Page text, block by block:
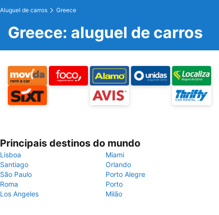
Aluguel de carros Greece
Greece: aluguel de carros
Principais destinos do mundo
Lisboa
Miami
Santiago
Orlando
São Paulo
Porto Alegre
Roma
Porto
Los Angeles
Milão